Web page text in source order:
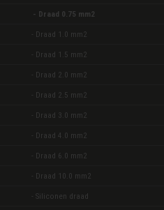
- Draad 0.75 mm2
- Draad 1.0 mm2
- Draad 1.5 mm2
- Draad 2.0 mm2
- Draad 2.5 mm2
- Draad 3.0 mm2
- Draad 4.0 mm2
- Draad 6.0 mm2
- Draad 10.0 mm2
- Siliconen draad